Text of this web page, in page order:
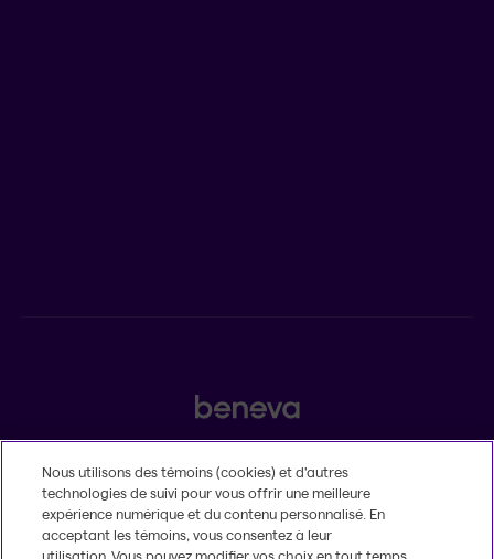
Légal
Insatisfaction et plaintes
Accessibilité
Nous utilisons des témoins (cookies) et d’autres
technologies de suivi pour vous offrir une meilleure
expérience numérique et du contenu personnalisé. En
acceptant les témoins, vous consentez à leur
utilisation. Vous pouvez modifier vos choix en tout temps.